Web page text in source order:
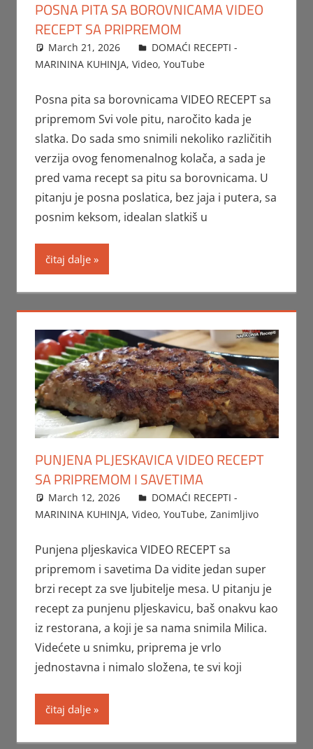
POSNA PITA SA BOROVNICAMA VIDEO
RECEPT SA PRIPREMOM
March 21, 2026 FTorgAdmin
DOMAĆI RECEPTI -
MARININA KUHINJA, Video, YouTube
Posna pita sa borovnicama VIDEO RECEPT sa
pripremom Svi vole pitu, naročito kada je
slatka. Do sada smo snimili nekoliko različitih
verzija ovog fenomenalnog kolača, a sada je
pred vama recept sa pitu sa borovnicama. U
pitanju je posna poslatica, bez jaja i putera, sa
posnim keksom, idealan slatkiš u
čitaj dalje
PUNJENA PLJESKAVICA VIDEO RECEPT
SA PRIPREMOM I SAVETIMA
March 12, 2026 FTorgAdmin
DOMAĆI RECEPTI -
MARININA KUHINJA, Video, YouTube, Zanimljivo
Punjena pljeskavica VIDEO RECEPT sa
pripremom i savetima Da vidite jedan super
brzi recept za sve ljubitelje mesa. U pitanju je
recept za punjenu pljeskavicu, baš onakvu kao
iz restorana, a koji je sa nama snimila Milica.
Videćete u snimku, priprema je vrlo
jednostavna i nimalo složena, te svi koji
čitaj dalje